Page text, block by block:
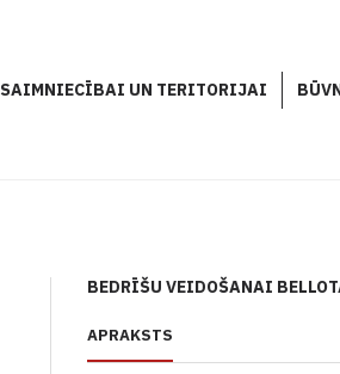
SAIMNIECĪBAI UN TERITORIJAI
BEDRĪŠU VEIDOŠANAI
APRAKSTS